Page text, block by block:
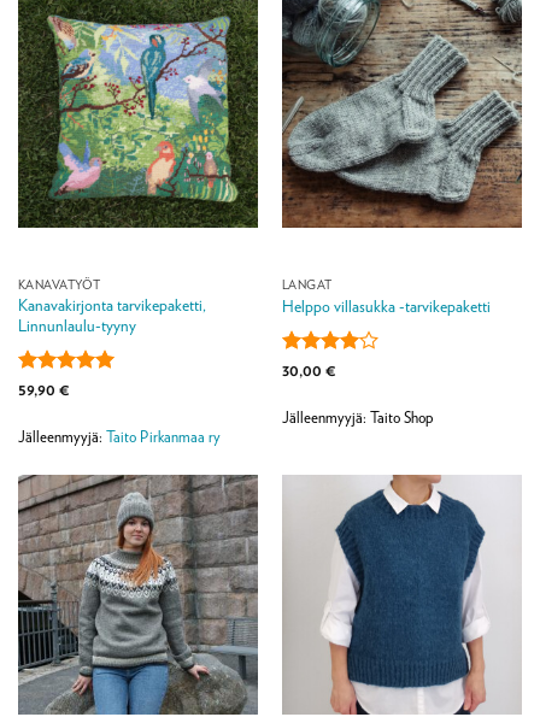
KANAVATYÖT
Kanavakirjonta tarvikepaketti,
Linnunlaulu-tyyny
Arvostelu
/ 5
59,90 €
Jälleenmyyjä: Taito Pirkanmaa ry
LANGAT
Helppo villasukka -tarvikepaketti
Arvostelu
4 / 5
30,00 €
Jälleenmyyjä: Taito Shop